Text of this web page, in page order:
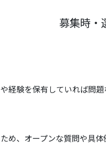
募集時・
験を保有していれば
オープンな質問